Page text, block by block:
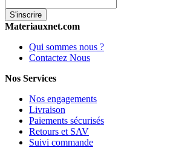
S'inscrire
Materiauxnet.com
Qui sommes nous ?
Contactez Nous
Nos Services
Nos engagements
Livraison
Paiements sécurisés
Retours et SAV
Suivi commande